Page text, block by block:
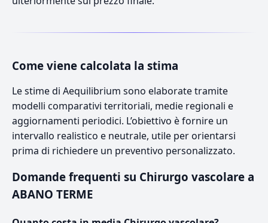
Come viene calcolata la stima
Le stime di Aequilibrium sono elaborate tramite
modelli comparativi territoriali, medie regionali e
aggiornamenti periodici. L’obiettivo è fornire un
intervallo realistico e neutrale, utile per orientarsi
prima di richiedere un preventivo personalizzato.
Domande frequenti su Chirurgo vascolare a
ABANO TERME